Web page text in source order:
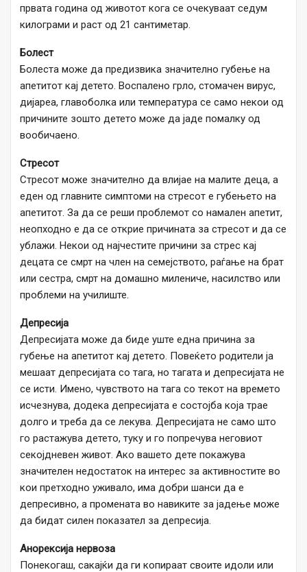
првата година од животот кога се очекуваат седум
килограми и раст од 21 сантиметар.
Болест
Болеста може да предизвика значително губење на
апетитот кај детето. Воспалено грло, стомачен вирус,
дијареа, главоболка или температура се само некои од
причините зошто детето може да јаде помалку од
вообичаено.
Стресот
Стресот може значително да влијае на малите деца, а
еден од главните симптоми на стресот е губењето на
апетитот. За да се реши проблемот со намален апетит,
неопходно е да се открие причината за стресот и да се
ублажи. Некои од најчестите причини за стрес кај
децата се смрт на член на семејството, раѓање на брат
или сестра, смрт на домашно милениче, насилство или
проблеми на училиште.
Депресија
Депресијата може да биде уште една причина за
губење на апетитот кај детето. Повеќето родители ја
мешаат депресијата со тага, но тагата и депресијата не
се исти. Имено, чувството на тага со текот на времето
исчезнува, додека депресијата е состојба која трае
долго и треба да се лекува. Депресијата не само што
го растажува детето, туку и го попречува неговиот
секојдневен живот. Ако вашето дете покажува
значителен недостаток на интерес за активностите во
кои претходно уживало, има добри шанси да е
депресивно, а промената во навиките за јадење може
да бидат силен показател за депресија.
Анорексија нервоза
Понекогаш, сакајќи да ги копираат своите идоли или